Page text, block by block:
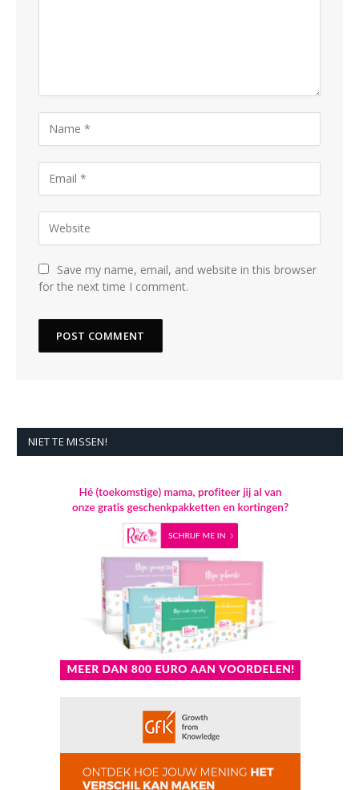
Save my name, email, and website in this browser
for the next time I comment.
NIET TE MISSEN!